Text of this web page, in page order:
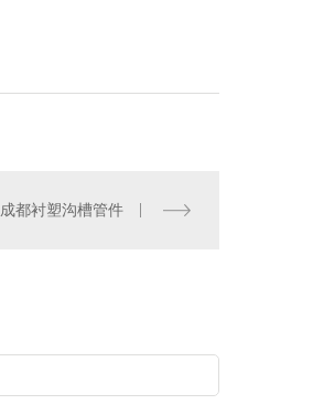
成都衬塑沟槽管件